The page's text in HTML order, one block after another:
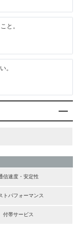
と。
。
信速度・安定性
トパフォーマンス
付帯サービス